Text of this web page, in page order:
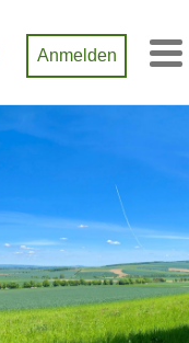
Anmelden